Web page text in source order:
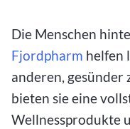
Die Menschen
Fjordpharm helfen
anderen, gesünder
bieten sie eine
Wellnessprodukte